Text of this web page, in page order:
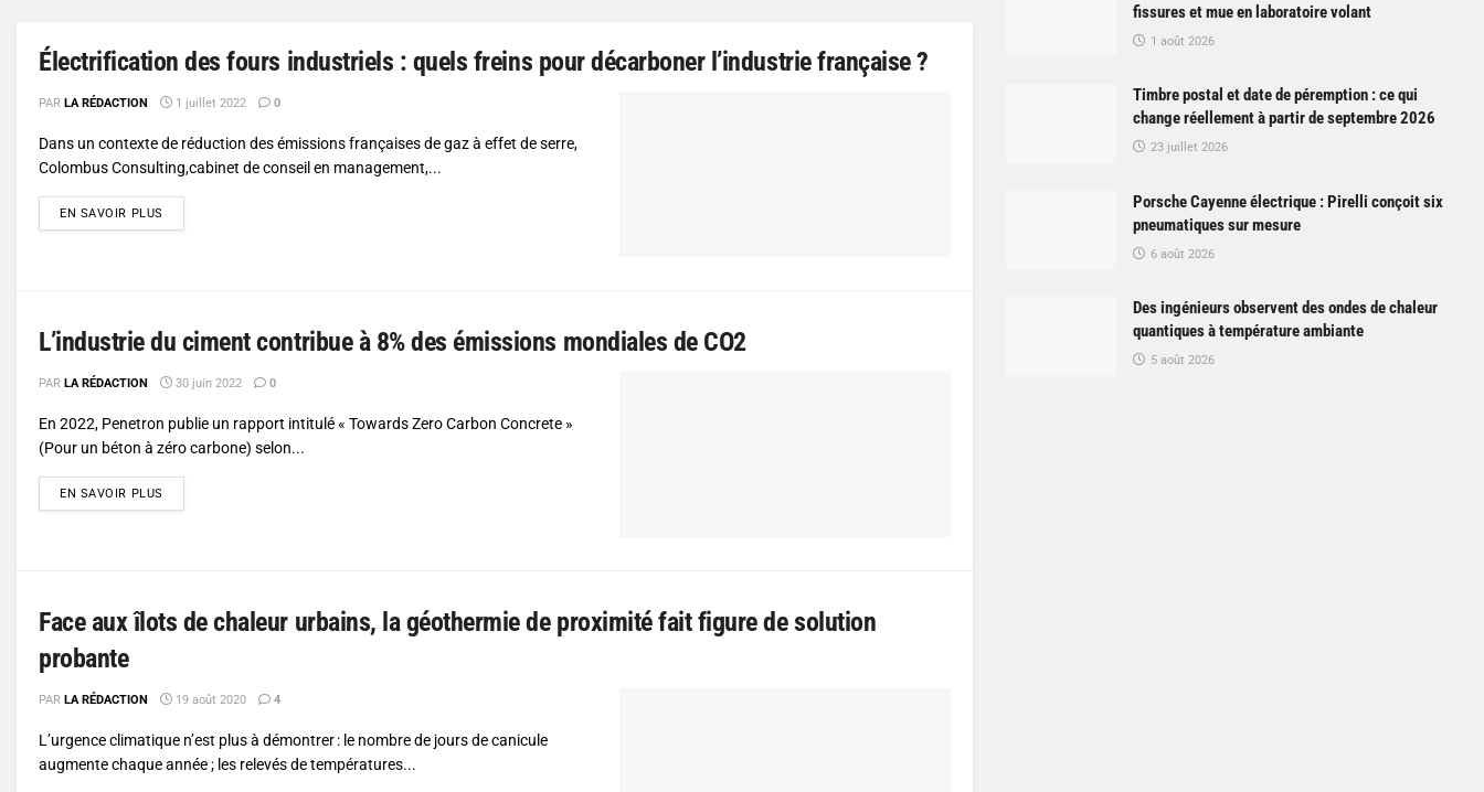
Électrification des fours industriels : quels freins pour décarboner l’industrie française ?
PAR LA RÉDACTION 1 juillet 2022 0
Dans un contexte de réduction des émissions françaises de gaz à effet de serre,
Colombus Consulting,cabinet de conseil en management,...
EN SAVOIR PLUS
L’industrie du ciment contribue à 8% des émissions mondiales de CO2
PAR LA RÉDACTION 30 juin 2022 0
En 2022, Penetron publie un rapport intitulé « Towards Zero Carbon Concrete »
(Pour un béton à zéro carbone) selon...
EN SAVOIR PLUS
Face aux îlots de chaleur urbains, la géothermie de proximité fait figure de solution
probante
PAR LA RÉDACTION 19 août 2020 4
L’urgence climatique n’est plus à démontrer : le nombre de jours de canicule
augmente chaque année ; les relevés de températures...
fissures et mue en laboratoire volant
1 août 2026
Timbre postal et date de péremption : ce qui
change réellement à partir de septembre 2026
23 juillet 2026
Porsche Cayenne électrique : Pirelli conçoit six
pneumatiques sur mesure
6 août 2026
Des ingénieurs observent des ondes de chaleur
quantiques à température ambiante
5 août 2026